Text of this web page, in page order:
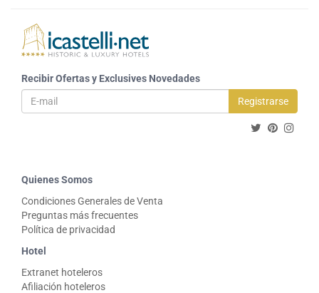
Recibir Ofertas y Exclusives Novedades
Registrarse
Quienes Somos
Condiciones Generales de Venta
Preguntas más frecuentes
Política de privacidad
Hotel
Extranet hoteleros
Afiliación hoteleros